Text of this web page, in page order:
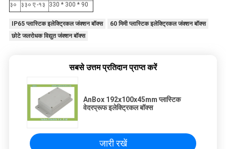
३०
३३० ए -१३ 330 * 300 * 90
IP65 प्लास्टिक इलेक्ट्रिकल जंक्शन बॉक्स
60 मिमी प्लास्टिक इलेक्ट्रिकल जंक्शन बॉक्स
छोटे जलरोधक विद्युत जंक्शन बॉक्स
सबसे उत्तम प्रतिदान प्राप्त करें
AnBox 192x100x45mm प्लास्टिक
वेदरप्रूफ इलेक्ट्रिकल बॉक्स
जारी रखें